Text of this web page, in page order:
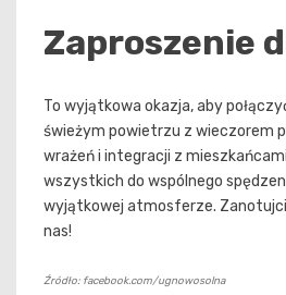
Zaproszenie
To wyjątkowa okazja, aby
świeżym powietrzu z wieczorem
wrażeń i integracji z
wszystkich do wspólnego
wyjątkowej atmosferze.
nas!
Źródło: facebook.com/ugnowosolna